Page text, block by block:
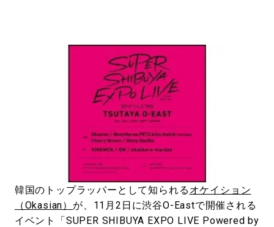
#マイナーグッド図鑑
#路地裏てぃーん。 #MONTHLY JOURNAL
#GH 銘品の所以 #フイナムのYouTube
#FOCUS IT #AH.H
#FASHION #MUSIC
#SPORTS #HANDSOME HANDBOOK
韓国のトップラッパーとして知られる オケイション
（Okasian） が、11月2日に渋谷O-Eastで開催される
イベント「SUPER SHIBUYA EXPO LIVE Powered by